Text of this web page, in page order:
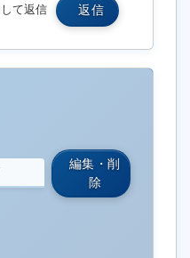
て返信 返信
編集・削
除